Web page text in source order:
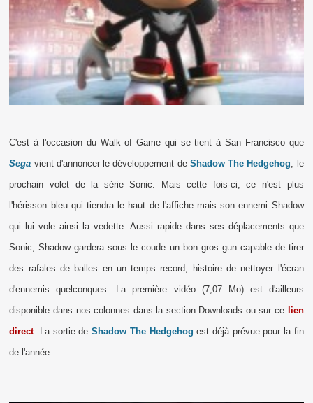
C'est à l'occasion du Walk of Game qui se tient à San Francisco que
Sega vient d'annoncer le développement de Shadow The Hedgehog , le
prochain volet de la série Sonic. Mais cette fois-ci, ce n'est plus
l'hérisson bleu qui tiendra le haut de l'affiche mais son ennemi Shadow
qui lui vole ainsi la vedette. Aussi rapide dans ses déplacements que
Sonic, Shadow gardera sous le coude un bon gros gun capable de tirer
des rafales de balles en un temps record, histoire de nettoyer l'écran
d'ennemis quelconques. La première vidéo (7,07 Mo) est d'ailleurs
disponible dans nos colonnes dans la section Downloads ou sur ce lien
direct. La sortie deShadow The Hedgehog est déjà prévue pour la fin
de l'année.